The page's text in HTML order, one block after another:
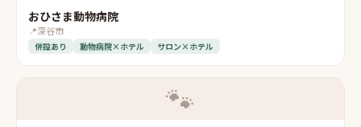
おひさま動物病院
📍深谷市
併設あり 動物病院×ホテル サロン×ホテル
🐾